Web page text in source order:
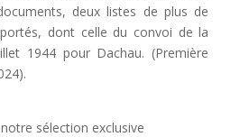
deux listes de plus de
dont celle du convoi de la
1944 pour Dachau. (Première
sélection exclusive